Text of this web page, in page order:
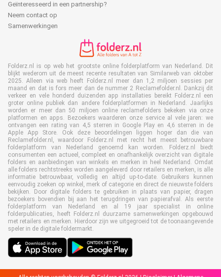
Geïnteresseerd in een partnership?
Neem contact op
Samenwerkingen
Folderz.nl is op web het grootste online folderplatform van Nederland. Dit
blijkt wederom uit de meest recente resultaten van Similarweb van oktober
2025. Alleen via web heeft Folderz.nl meer dan 1,2 miljoen sessies per
maand en dat is fors meer dan de nummer 2 Reclamefolder.nl. Dankzij dit
verkeer en vele honderd duizenden app installaties bereikt Folderz.nl een
groter online publiek dan andere folderplatformen in Nederland. Jaarlijks
worden er meer dan 50 miljoen online reclamefolders bekeken via onze
platformen en apps. Bezoekers waarderen onze service al vele jaren: we
ontvangen een rating van 4,5 sterren in Google Play en 4,6 sterren in de
Apple App Store. Ook deze beoordelingen liggen hoger dan die van
Reclamefolder.nl, waardoor Folderz.nl met recht het meest betrouwbare
folderplatform van Nederland genoemd kan worden. Folderz.nl biedt
consumenten een actueel, compleet en onafhankelijk overzicht van digitale
folders en aanbiedingen van winkels en merken in heel Nederland. Omdat
alle folders rechtstreeks worden aangeleverd door retailers en merken, is alle
informatie betrouwbaar, volledig en altijd up-to-date. Gebruikers kunnen
eenvoudig zoeken op winkel, merk of categorie en direct de nieuwste folders
bekijken. Door digitale folders te gebruiken in plaats van papier, dragen
bezoekers bovendien bij aan het terugdringen van papierafval. Als eerste
folderplatform van Nederland en al 19 jaar specialist in online
folderpublicaties, heeft Folderz.nl duurzame samenwerkingen opgebouwd
met retailers en merken. Hierdoor zijn we uitgegroeid tot de toonaangevende
speler in de digitale foldermarkt.